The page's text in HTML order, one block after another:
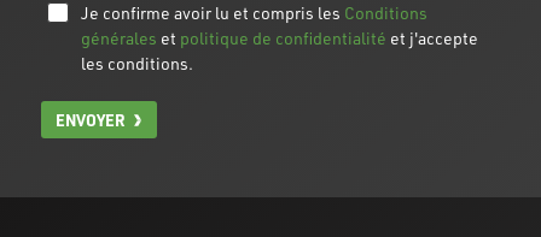
Je confirme avoir lu et compris les Conditions
générales et politique de confidentialité et j'accepte
les conditions.
ENVOYER